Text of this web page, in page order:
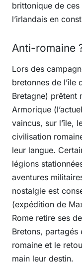
brittonique de ces
l’irlandais en
Anti-romaine
Lors des
bretonnes de l’île
Bretagne) prêtent
Armorique
vaincus, sur l’île,
civilisation
leur langue.
légions
aventures
nostalgie est
(expédition de
Rome retire ses
Bretons,
romaine et le
main leur destin.